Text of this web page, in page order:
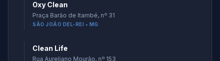
Oxy Clean
Praça Barão de Itambé, nº 31
SÃO JOÃO DEL-REI • MG
Clean Life
Rua Aureliano Mourão, nº 153